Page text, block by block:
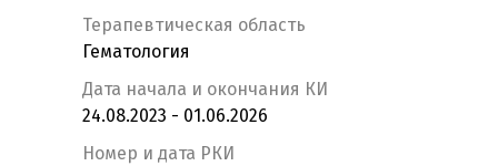
Терапевтическая область
Гематология
Дата начала и окончания КИ
24.08.2023 - 01.06.2026
Номер и дата РКИ